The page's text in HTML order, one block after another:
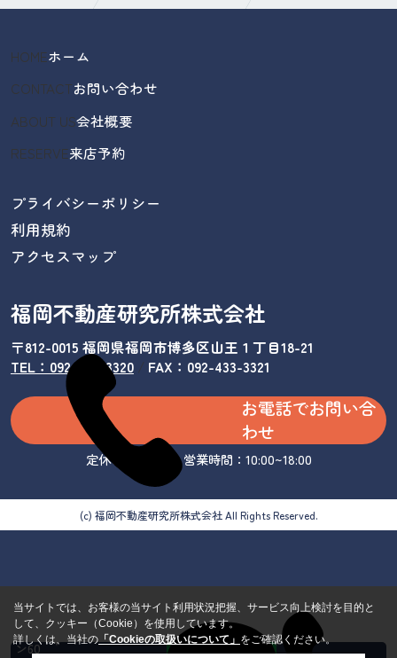
HOMEホーム
CONTACTお問い合わせ
ABOUT US会社概要
RESERVE来店予約
プライバシーポリシー
利用規約
アクセスマップ
福岡不動産研究所株式会社
〒812-0015 福岡県福岡市博多区山王１丁目18-21
TEL：092-433-3320/ FAX：092-433-3321
お電話でお問い合
わせ
定休日：水曜日 営業時間：10:00~18:00
(c) 福岡不動産研究所株式会社 All Rights Reserved.
カンタ
ン60
当サイトでは、お客様の当サイト利用状況把握、サービス向上検討を目的と
して、クッキー（Cookie）を使用しています。
詳しくは、当社の 「Cookieの取扱いについて」 をご確認ください。